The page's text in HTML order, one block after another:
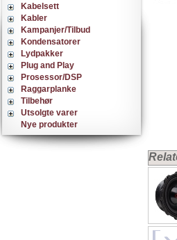
Kabelsett
Kabler
Kampanjer/Tilbud
Kondensatorer
Lydpakker
Plug and Play
Prosessor/DSP
Raggarplanke
Tilbehør
Utsolgte varer
Nye produkter